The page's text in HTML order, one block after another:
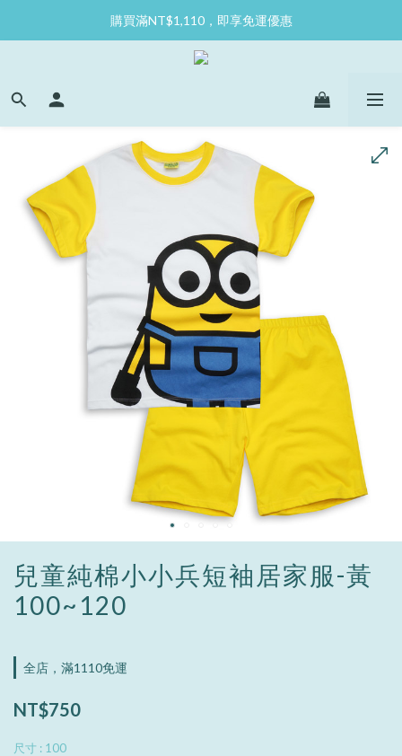
購買滿NT$1,110，即享免運優惠
兒童純棉小小兵短袖居家服-黃
100~120
全店，滿1110免運
NT$750
尺寸 : 100